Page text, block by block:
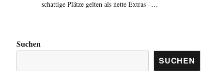
schattige Plätze gelten als nette Extras –…
Suchen
SUCHEN